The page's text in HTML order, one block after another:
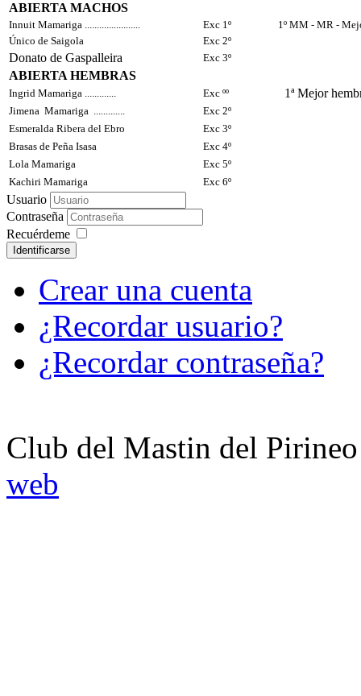
ABIERTA MACHOS
Innuit Mamariga ....................... Exc 1º
1º MM - MR -
Único de Saigola
Exc 2º
Donato de Gaspalleira Exc 3º
ABIERTA HEMBRAS
Ingrid Mamariga ............. Exc ºº 1ª Mejor
Jimena Mamariga .............
Exc 2º
Esmeralda Ribera del Ebro
Exc 3º
Brasas de Peña Isasa
Exc 4º
Lola Mamariga
Exc 5º
Kachiri Mamariga
Exc 6º
Usuario
Contraseña
Recuérdeme
Identificarse
Crear una cuenta
¿Recordar usuario?
¿Recordar contraseña?
Club del Mastin del
web